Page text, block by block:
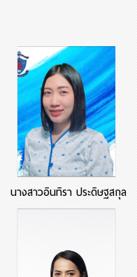
นางสาวอินทิรา ประดิษฐสกุล